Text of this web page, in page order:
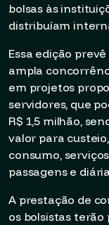
bolsas às
distribuíam
Essa edição
ampla
em projetos
servidores, que
R$ 1,5 milhão,
valor para
consumo,
passagens e
A prestação de
os bolsistas